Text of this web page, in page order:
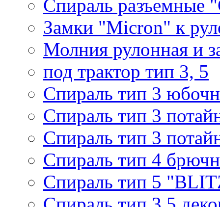
Спираль разъемные
Замки "Micron" к
Молния рулонная и
под трактор тип 3, 5
Спираль тип 3
Спираль тип 3
Спираль тип 3
Спираль тип 4
Спираль тип 5